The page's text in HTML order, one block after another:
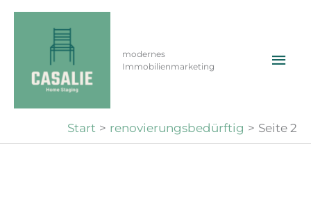
Zum
springen
modernes
Immobilienmarketing
Start renovierungsbedürftig Seite 2